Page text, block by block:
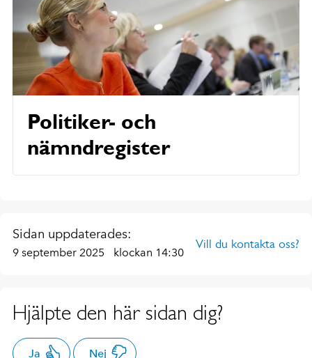
Politiker- och
nämndregister
Sidan uppdaterades:
9 september 2025 klockan 14:30
Vill du kontakta oss?
Hjälpte den här sidan dig?
Ja Nej